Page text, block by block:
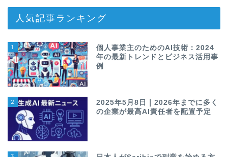
人気記事ランキング
1
個人事業主のためのAI技術：2024
年の最新トレンドとビジネス活用事
例
2
2025年5月8日｜2026年までに多く
の企業が最高AI責任者を配置予定